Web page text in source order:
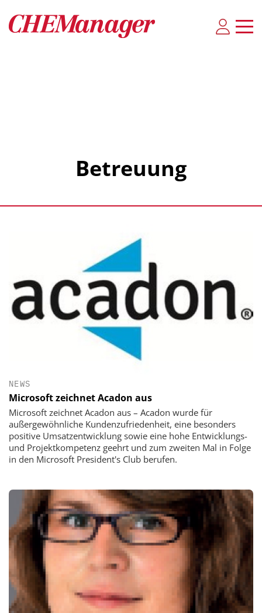
Betreuung
NEWS
Microsoft zeichnet Acadon aus
Microsoft zeichnet Acadon aus – Acadon wurde für
außergewöhnliche Kundenzufriedenheit, eine besonders
positive Umsatzentwicklung sowie eine hohe Entwicklungs-
und Projektkompetenz geehrt und zum zweiten Mal in Folge
in den Microsoft President's Club berufen.